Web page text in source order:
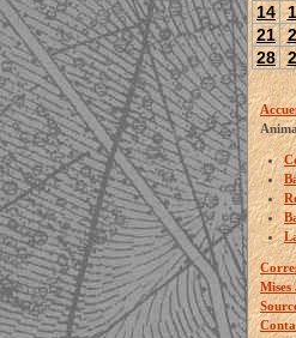
14
21
28